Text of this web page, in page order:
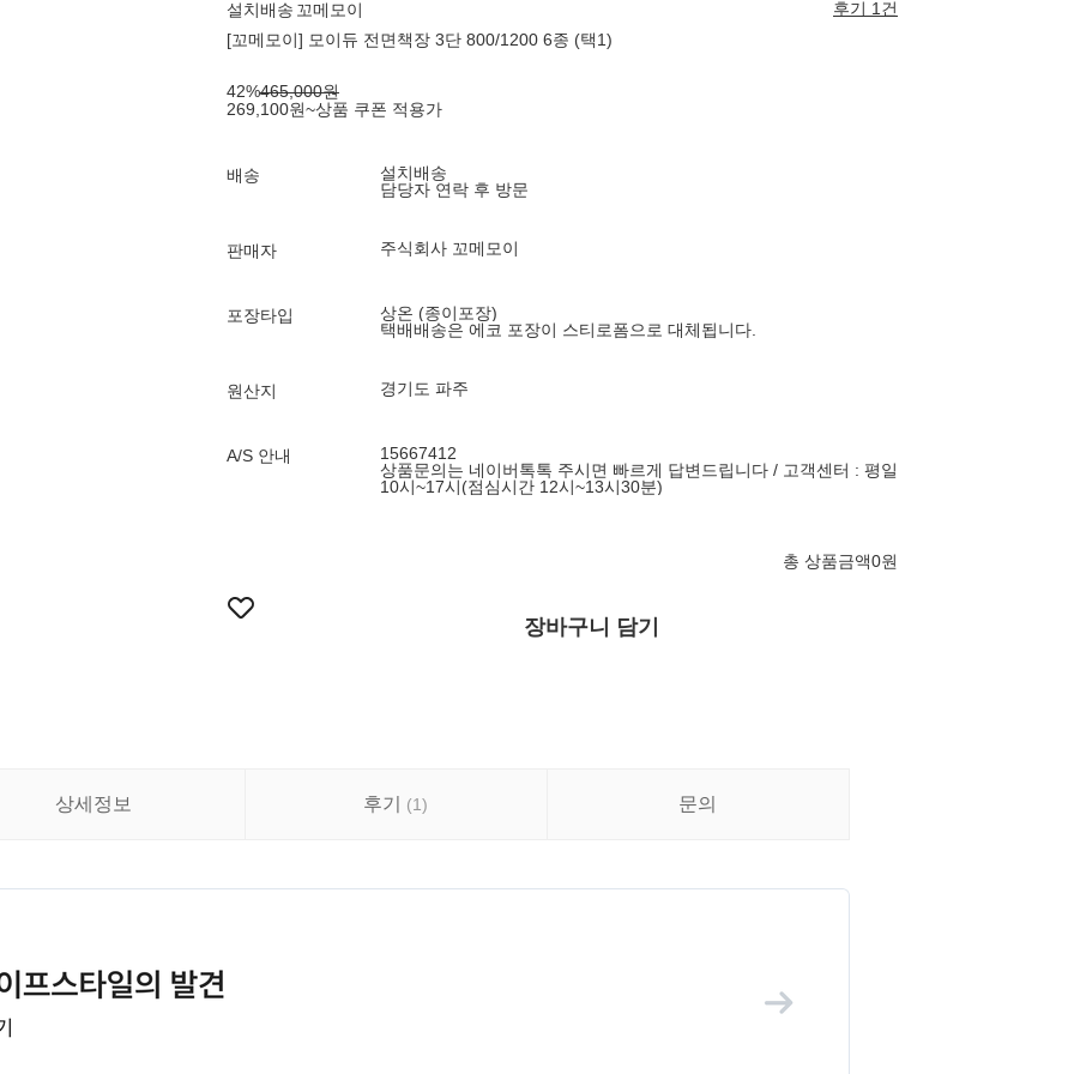
설치배송 꼬메모이
후기 1건
[꼬메모이] 모이듀 전면책장 3단 800/1200 6종 (택1)
42%465,000원
269,100원~상품 쿠폰 적용가
배송
설치배송
담당자 연락 후 방문
판매자 주식회사 꼬메모이
포장타입
상온 (종이포장)
택배배송은 에코 포장이 스티로폼으로 대체됩니다.
원산지 경기도 파주
A/S 안내
15667412
상품문의는 네이버톡톡 주시면 빠르게 답변드립니다 / 고객센터 : 평일
10시~17시(점심시간 12시~13시30분)
총 상품금액0원
장바구니 담기
상세정보 후기 (1) 문의